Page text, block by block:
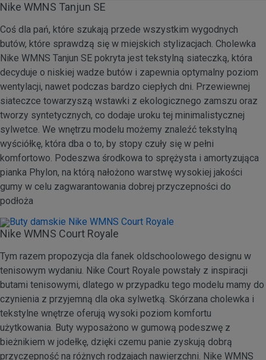
Nike WMNS Tanjun SE
Coś dla pań, które szukają przede wszystkim wygodnych
butów, które sprawdzą się w miejskich stylizacjach. Cholewka
Nike WMNS Tanjun SE pokryta jest tekstylną siateczką, która
decyduje o niskiej wadze butów i zapewnia optymalny poziom
wentylacji, nawet podczas bardzo ciepłych dni. Przewiewnej
siateczce towarzyszą wstawki z ekologicznego zamszu oraz
tworzy syntetycznych, co dodaje uroku tej minimalistycznej
sylwetce. We wnętrzu modelu możemy znaleźć tekstylną
wyściółkę, która dba o to, by stopy czuły się w pełni
komfortowo. Podeszwa środkowa to sprężysta i amortyzująca
pianka Phylon, na którą nałożono warstwę wysokiej jakości
gumy w celu zagwarantowania dobrej przyczepności do
podłoża
Nike WMNS Court Royale
Tym razem propozycja dla fanek oldschoolowego designu w
tenisowym wydaniu. Nike Court Royale powstały z inspiracji
butami tenisowymi, dlatego w przypadku tego modelu mamy do
czynienia z przyjemną dla oka sylwetką. Skórzana cholewka i
tekstylne wnętrze oferują wysoki poziom komfortu
użytkowania. Buty wyposażono w gumową podeszwę z
bieżnikiem w jodełkę, dzięki czemu panie zyskują dobrą
przyczepność na różnych rodzajach nawierzchni. Nike WMNS